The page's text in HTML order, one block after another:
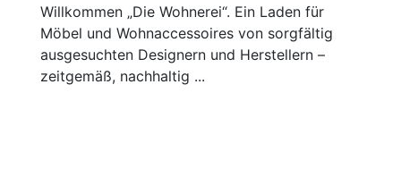
Willkommen „Die Wohnerei“. Ein Laden für
Möbel und Wohnaccessoires von sorgfältig
ausgesuchten Designern und Herstellern –
zeitgemäß, nachhaltig ...